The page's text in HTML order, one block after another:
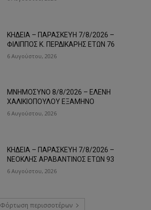
ΚΗΔΕΙΑ – ΠΑΡΑΣΚΕΥΗ 7/8/2026 –
ΦΙΛΙΠΠΟΣ Κ. ΠΕΡΔΙΚΑΡΗΣ ΕΤΩΝ 76
6 Αυγούστου, 2026
ΜΝΗΜΟΣΥΝΟ 8/8/2026 – ΕΛΕΝΗ
ΧΑΛΙΚΙΟΠΟΥΛΟΥ ΕΞΑΜΗΝΟ
6 Αυγούστου, 2026
ΚΗΔΕΙΑ – ΠΑΡΑΣΚΕΥΗ 7/8/2026 –
ΝΕΟΚΛΗΣ ΑΡΑΒΑΝΤΙΝΟΣ ΕΤΩΝ 93
6 Αυγούστου, 2026
Φόρτωση περισσοτέρων